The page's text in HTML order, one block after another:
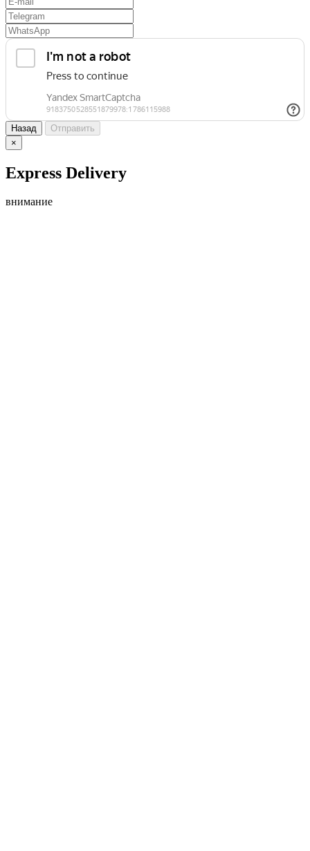
Назад
Отправить
×
Express Delivery
внимание